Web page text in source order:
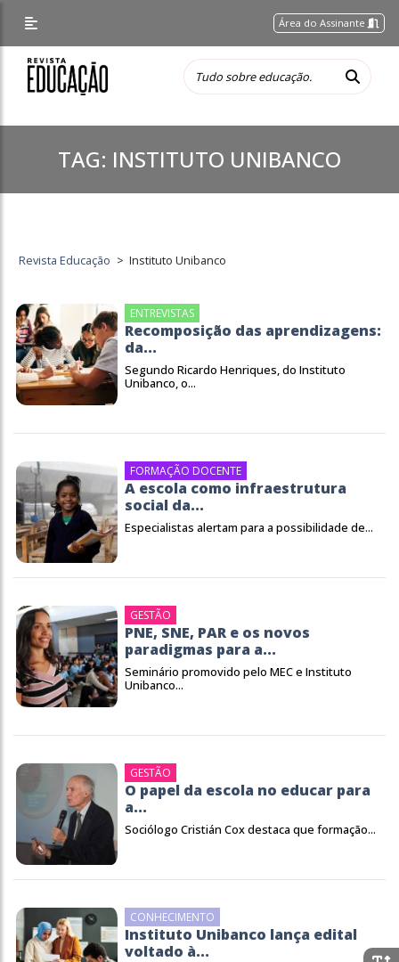
Área do Assinante
TAG: INSTITUTO UNIBANCO
Revista Educação > Instituto Unibanco
ENTREVISTAS
Recomposição das aprendizagens:
da...
Segundo Ricardo Henriques, do Instituto
Unibanco, o...
FORMAÇÃO DOCENTE
A escola como infraestrutura
social da...
Especialistas alertam para a possibilidade de...
GESTÃO
PNE, SNE, PAR e os novos
paradigmas para a...
Seminário promovido pelo MEC e Instituto
Unibanco...
GESTÃO
O papel da escola no educar para
a...
Sociólogo Cristián Cox destaca que formação...
CONHECIMENTO
Instituto Unibanco lança edital
voltado à...